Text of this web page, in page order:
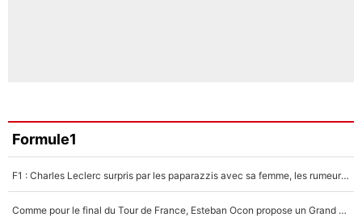
Formule1
F1 : Charles Leclerc surpris par les paparazzis avec sa femme, les rumeurs étaient vraies !
Comme pour le final du Tour de France, Esteban Ocon propose un Grand Prix de Formule 1 à Paris : «Autour de l’Arc de Triomphe, ce serait génial» !